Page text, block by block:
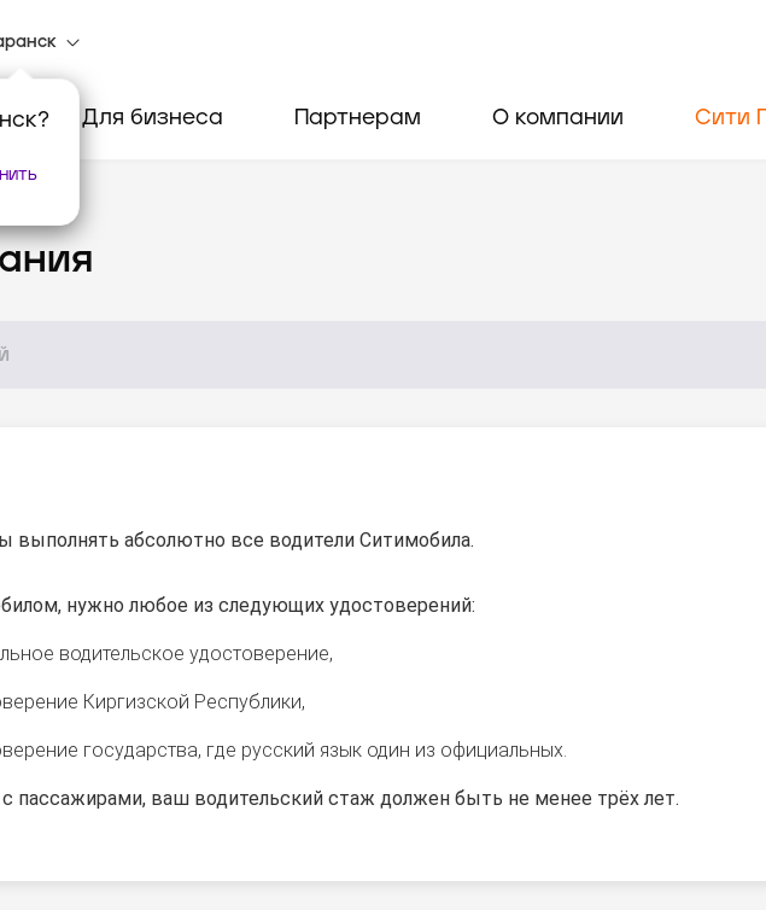
? Для бизнеса Партнерам О компании Сити
услуг
выполнять абсолютно все водители Ситимобила.
нужно любое из следующих удостоверений:
водительское удостоверение,
Киргизской Республики,
государства, где русский язык один из официальных.
пассажирами, ваш водительский стаж должен быть не менее трёх лет.